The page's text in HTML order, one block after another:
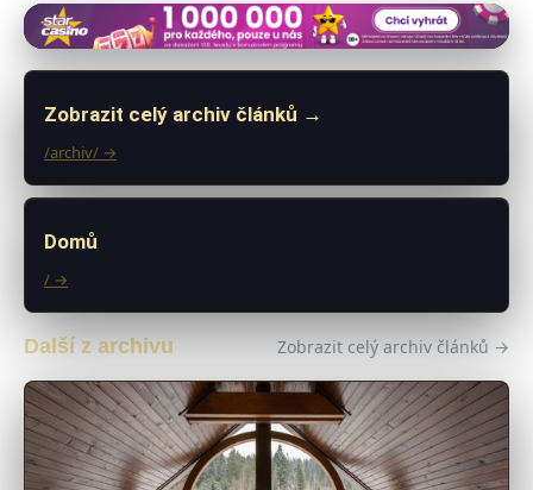
Zobrazit celý archiv článků →
/archiv/ →
Domů
/ →
Další z archivu Zobrazit celý archiv článků →